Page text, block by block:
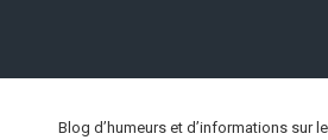
Blog d’humeurs et d’informations sur